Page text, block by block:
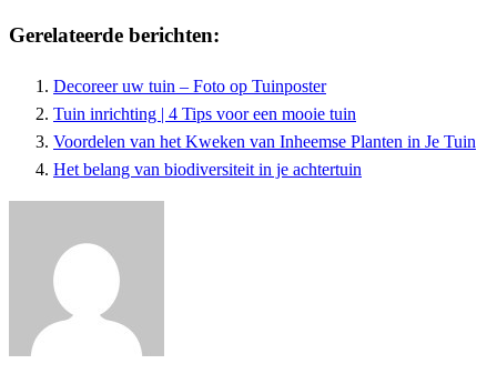
Gerelateerde berichten:
Decoreer uw tuin – Foto op Tuinposter
Tuin inrichting | 4 Tips voor een mooie tuin
Voordelen van het Kweken van Inheemse Planten in Je Tuin
Het belang van biodiversiteit in je achtertuin